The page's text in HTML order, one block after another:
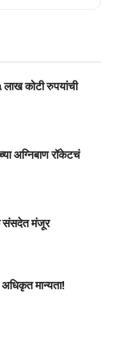
लाख कोटी रुपयांची
अग्निबाण रॉकेटचं
संसदेत मंजूर
मान्यता!